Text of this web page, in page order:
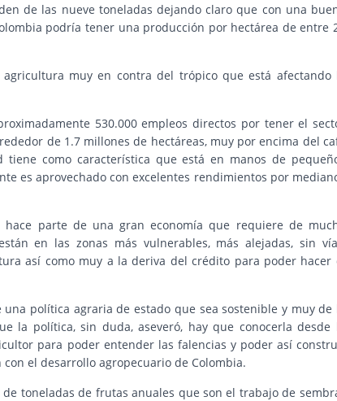
de las nueve toneladas dejando claro que con una
podría tener una producción por hectárea de entre
muy en contra del trópico que está afectando
530.000 empleos directos por tener el
de 1.7 millones de hectáreas, muy por encima del
como característica que está en manos de
es aprovechado con excelentes rendimientos por
parte de una gran economía que requiere de
en las zonas más vulnerables, más alejadas, sin
así como muy a la deriva del crédito para poder hacer
política agraria de estado que sea sostenible y muy de
la política, sin duda, aseveró, hay que conocerla desde
para poder entender las falencias y poder así
el desarrollo agropecuario de Colombia.
toneladas de frutas anuales que son el trabajo de